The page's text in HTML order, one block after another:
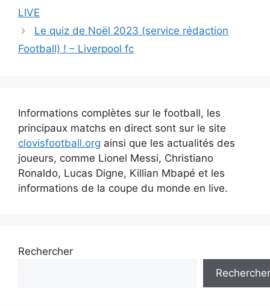
LIVE
Le quiz de Noël 2023 (service rédaction
Football) ! – Liverpool fc
Informations complètes sur le football, les
principaux matchs en direct sont sur le site
clovisfootball.org ainsi que les actualités des
joueurs, comme Lionel Messi, Christiano
Ronaldo, Lucas Digne, Killian Mbapé et les
informations de la coupe du monde en live.
Rechercher
Rechercher